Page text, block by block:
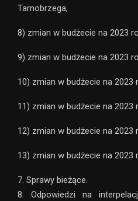
Tarnobrzega,
8) zmian w budżecie na 2023
9) zmian w budżecie na 2023
10) zmian w budżecie na 2023
11) zmian w budżecie na 2023
12) zmian w budżecie na 2023
13) zmian w budżecie na 2023
7. Sprawy bieżące.
8. Odpowiedzi na